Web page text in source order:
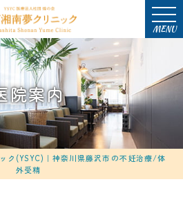
MENU
院案内
ク(YSYC)｜神奈川県藤沢市の不妊治療/体
外受精